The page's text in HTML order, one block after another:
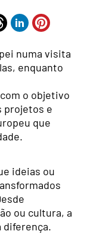
numa visita
enquanto
o objetivo
projetos e
que
ideias ou
ou cultura, a
diferença.